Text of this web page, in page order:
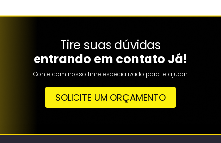
Tire suas dúvidas
entrando em contato Já!
Conte com nosso time especializado para te ajudar.
SOLICITE UM ORÇAMENTO